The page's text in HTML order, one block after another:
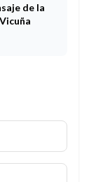
de la